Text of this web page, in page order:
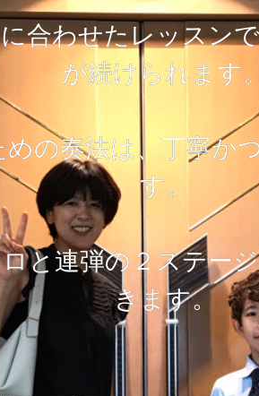
合わせたレッスン
が続けられます。
の奏法は、丁寧か
す。
と連弾の２ステー
きます。